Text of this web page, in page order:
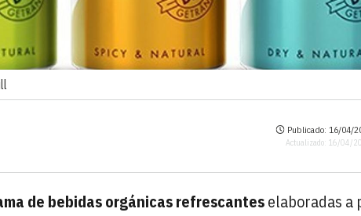
Publicado: 16/04/
Actualizado: 16/04/
de bebidas orgánicas refrescanteselaboradas a